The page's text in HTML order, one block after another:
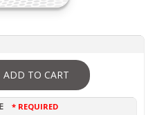
ADD TO CART
* REQUIRED